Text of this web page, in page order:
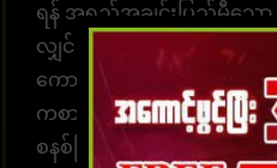
ရန် အရည်အချင်းပြည့်မီသေ
လျှင် 24 နာရီ အကြံဉာဏ်မျာ
ကောင့်ထဲဝင်လာပြီး လောင်းက
ကစားပါ။ အချိန်နှင့်တစ်ပြေ
စနစ်ဖြစ်ပါတယ်။ အလောင်းအ